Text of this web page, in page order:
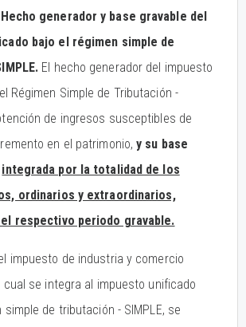
generador y base gravable del
bajo el régimen simple de
El hecho generador del impuesto
Régimen Simple de Tributación -
de ingresos susceptibles de
en el patrimonio,y su base
integrada por la totalidad de los
ordinarios y extraordinarios,
respectivo periodo gravable.
impuesto de industria y comercio
cual se integra al impuesto unificado
simple de tributación - SIMPLE, se